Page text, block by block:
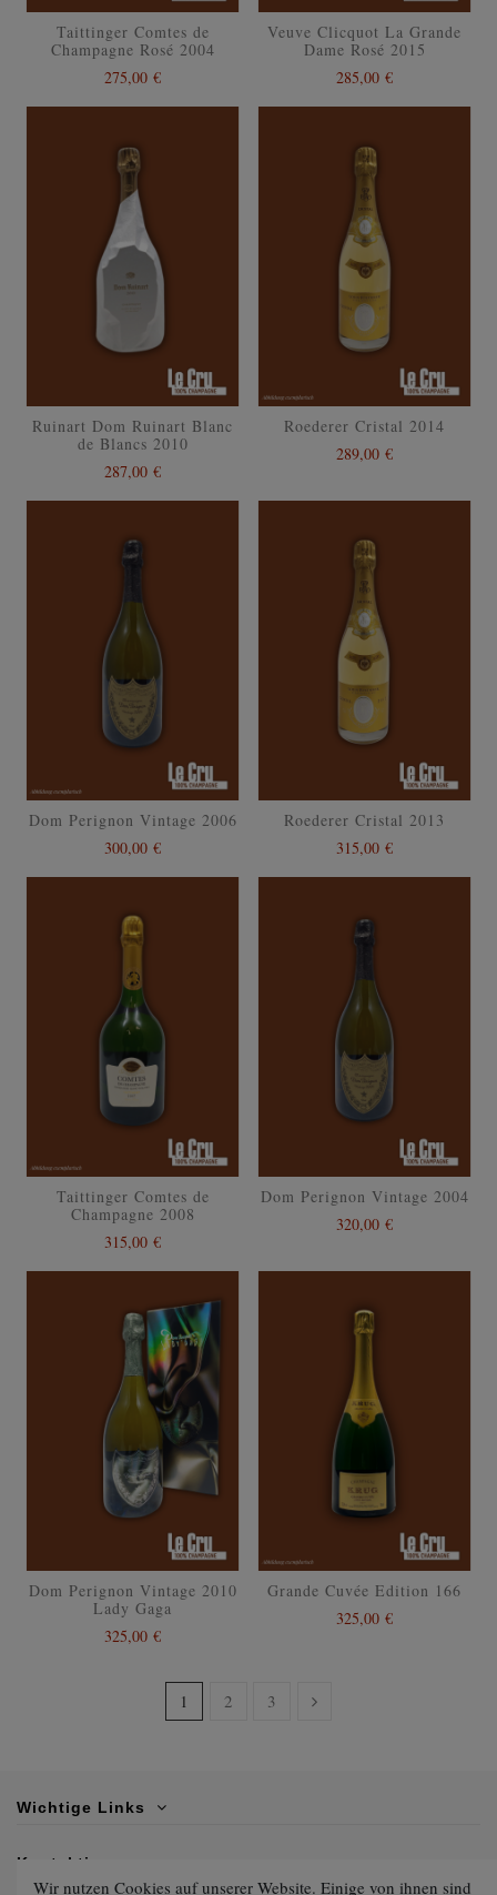
Taittinger Comtes de
Champagne Rosé 2004
275,00 €
Veuve Clicquot La Grande
Dame Rosé 2015
285,00 €
Ruinart Dom Ruinart Blanc
de Blancs 2010
287,00 €
Roederer Cristal 2014
289,00 €
Dom Perignon Vintage 2006
300,00 €
Roederer Cristal 2013
315,00 €
Taittinger Comtes de
Champagne 2008
315,00 €
Dom Perignon Vintage 2004
320,00 €
Dom Perignon Vintage 2010
Lady Gaga
325,00 €
Grande Cuvée Edition 166
325,00 €
1 2 3
Wichtige Links
Kontaktiere uns
Wir nutzen Cookies auf unserer Website. Einige von ihnen sind